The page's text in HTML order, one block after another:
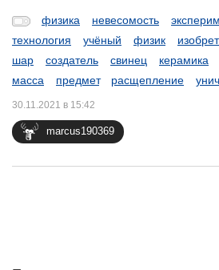
физика невесомость
технология
учёный физик
шар
создатель свинец керамика
масса
предмет расщепление
marcus190369
30.11.2021 в 15:42